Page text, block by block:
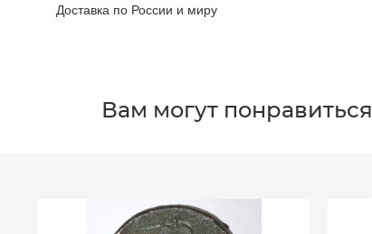
Доставка по России и миру
Вам могут понравиться